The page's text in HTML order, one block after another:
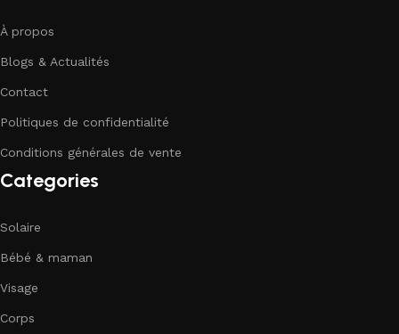
À propos
Blogs & Actualités
Contact
Politiques de confidentialité
Conditions générales de vente
Categories
Solaire
Bébé & maman
Visage
Corps